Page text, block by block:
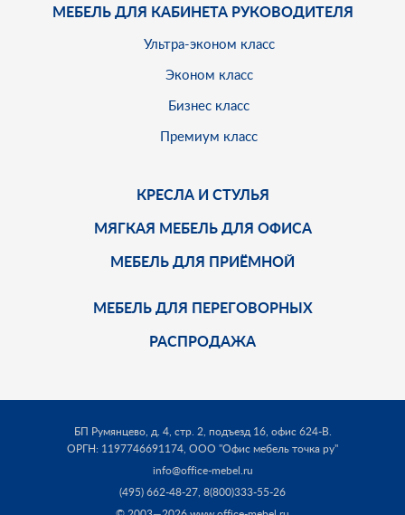
МЕБЕЛЬ ДЛЯ КАБИНЕТА РУКОВОДИТЕЛЯ
Ультра-эконом класс
Эконом класс
Бизнес класс
Премиум класс
КРЕСЛА И СТУЛЬЯ
МЯГКАЯ МЕБЕЛЬ ДЛЯ ОФИСА
МЕБЕЛЬ ДЛЯ ПРИЁМНОЙ
МЕБЕЛЬ ДЛЯ ПЕРЕГОВОРНЫХ
РАСПРОДАЖА
БП Румянцево, д. 4, стр. 2, подъезд 16, офис 624-В.
ОРГН: 1197746691174, ООО "Офис мебель точка ру"
info@office-mebel.ru
(495) 662-48-27, 8(800)333-55-26